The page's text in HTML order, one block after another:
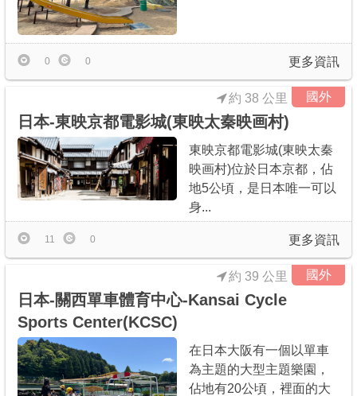
更多資訊
0 0
國外
日本-東映京都電影城(東映太秦映画村)
約 38 公里
東映京都電影城(東映太秦
映画村)位於日本京都，佔
地5公頃，是日本唯一可以
身...
更多資訊
11 0
國外
日本-關西單車體育中心-Kansai Cycle
Sports Center(KCSC)
約 39 公里
在日本大阪有一個以單車
為主題的大型主題樂園，
佔地有20公頃，裡面的大